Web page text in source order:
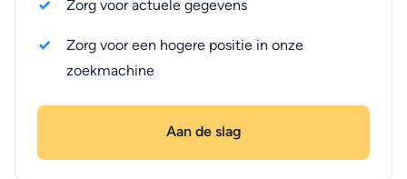
Zorg voor actuele gegevens
Zorg voor een hogere positie in onze
zoekmachine
Aan de slag